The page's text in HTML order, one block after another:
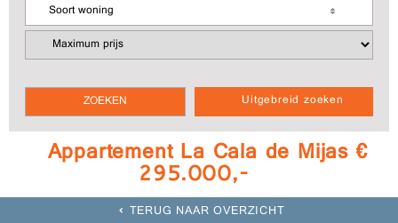
Uitgebreid zoeken
Soort woning
Appartement La Cala de Mijas €
295.000,-
TERUG NAAR OVERZICHT